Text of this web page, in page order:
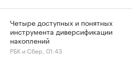
Четыре доступных и понятных
инструмента диверсификации
накоплений
РБК и Сбер, 01:43